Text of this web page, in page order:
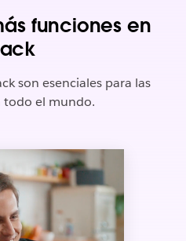
funciones en
son esenciales para las
todo el mundo.